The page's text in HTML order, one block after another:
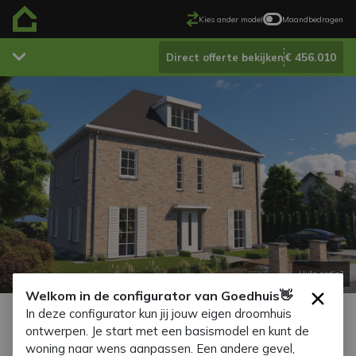
Kies ander model Maandbedragen
Direct offerte bekijken€ 456.010
Hulp nodig?
Aanzicht voorzijde
van de1categorieën bekeken
Welkom in de configurator van Goedhuis👋
×